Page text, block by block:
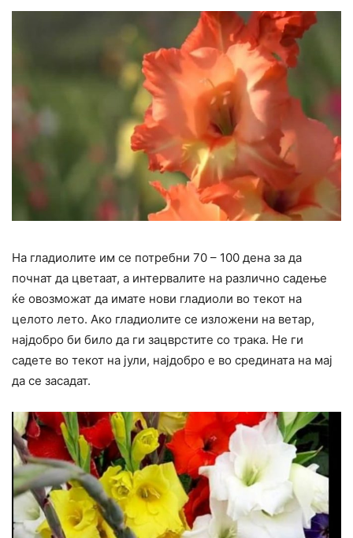
На гладиолите им се потребни 70 – 100 дена за да
почнат да цветаат, а интервалите на различно садење
ќе овозможат да имате нови гладиоли во текот на
целото лето. Ако гладиолите се изложени на ветар,
најдобро би било да ги зацврстите со трака. Не ги
садете во текот на јули, најдобро е во средината на мај
да се засадат.